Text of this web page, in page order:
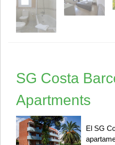
SG Costa
Apartments
El SG